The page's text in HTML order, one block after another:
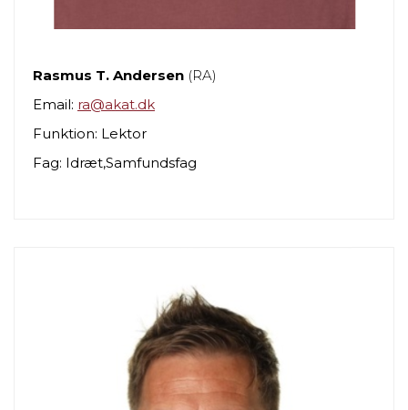
Rasmus T. Andersen (RA)
Email: ra@akat.dk
Funktion: Lektor
Fag: Idræt,Samfundsfag